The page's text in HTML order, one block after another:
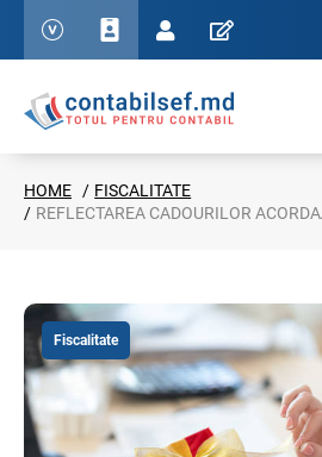
HOME
FISCALITATE
REFLECTAREA CADOURILOR ACORDATE ANGAJAȚILOR ÎN DECLARAȚIA CU PRIVIRE LA IMPOZITUL PE VENIT VEN12
Fiscalitate